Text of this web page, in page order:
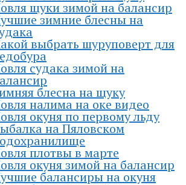
щуки зимой на балансир
зимние блесны на
выбрать шуруповерт для
судака зимой на
блесна на щуку
налима на оке видео
окуня по первому льду
на Пяловском
плотвы в марте
окуня зимой на балансир
балансиры на окуня